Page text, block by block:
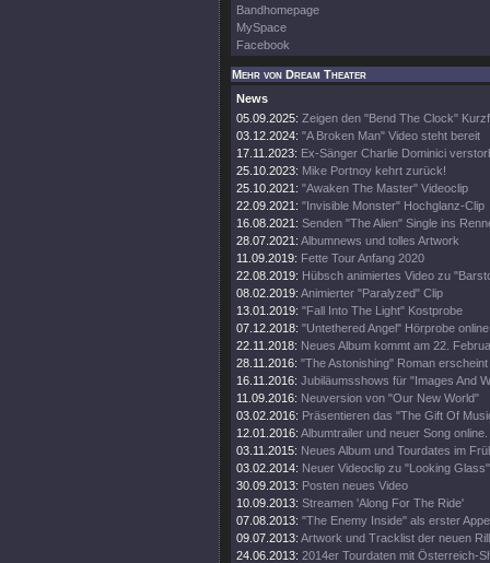
Bandhomepage
MySpace
Facebook
Mehr von Dream Theater
News
05.09.2025: Zeigen den "Bend The Clock"
03.12.2024: "A Broken Man" Video steht bereit
17.11.2023: Ex-Sänger Charlie Dominici
25.10.2023: Mike Portnoy kehrt zurück!
25.10.2021: "Awaken The Master" Videoclip
22.09.2021: "Invisible Monster" Hochglanz-Clip
16.08.2021: Senden "The Alien" Single ins
28.07.2021: Albumnews und tolles Artwork
11.09.2019: Fette Tour Anfang 2020
22.08.2019: Hübsch animiertes Video zu
08.02.2019: Animierter "Paralyzed" Clip
13.01.2019: "Fall Into The Light" Kostprobe
07.12.2018: "Untethered Angel" Hörprobe online
22.11.2018: Neues Album kommt am 22.
28.11.2016: "The Astonishing" Roman erscheint
16.11.2016: Jubiläumsshows für "Images And
11.09.2016: Neuversion von "Our New World"
03.02.2016: Präsentieren das "The Gift Of
12.01.2016: Albumtrailer und neuer Song online.
03.11.2015: Neues Album und Tourdates im
03.02.2014: Neuer Videoclip zu "Looking
30.09.2013: Posten neues Video
10.09.2013: Streamen 'Along For The Ride'
07.08.2013: "The Enemy Inside" als erster
09.07.2013: Artwork und Tracklist der neuen
24.06.2013: 2014er Tourdaten mit Österreich-